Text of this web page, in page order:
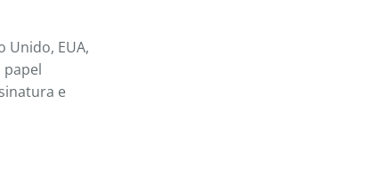
Unido, EUA,
papel
e